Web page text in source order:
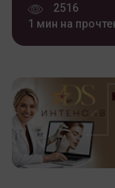
2516
1 мин на